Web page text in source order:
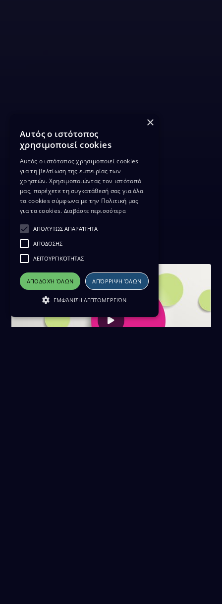
×
Αυτός ο ιστότοπος
χρησιμοποιεί cookies
Αυτός ο ιστότοπος χρησιμοποιεί cookies
για τη βελτίωση της εμπειρίας των
χρηστών. Χρησιμοποιώντας τον ιστότοπό
μας, παρέχετε τη συγκατάθεσή σας για όλα
τα cookies σύμφωνα με την Πολιτική μας
για τα cookies. Διαβάστε περισσότερα
ΑΠΟΛΎΤΩΣ ΑΠΑΡΑΊΤΗΤΑ
ΑΠΌΔΟΣΗΣ
ΛΕΙΤΟΥΡΓΙΚΌΤΗΤΑΣ
ΑΠΟΔΟΧΉ ΌΛΩΝ ΑΠΌΡΡΙΨΗ ΌΛΩΝ
ΕΜΦΆΝΙΣΗ ΛΕΠΤΟΜΕΡΕΙΏΝ